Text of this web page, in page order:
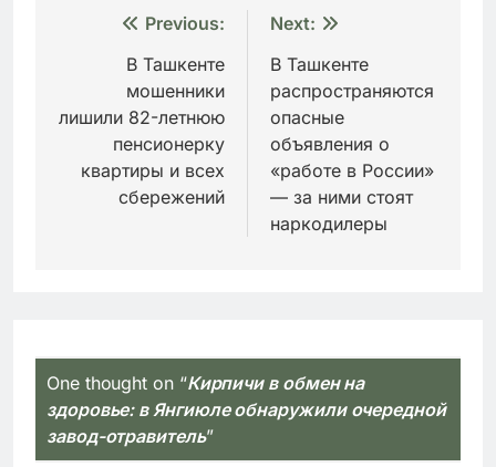
Навигация
записям
Previous:
В Ташкенте
мошенники
лишили 82-летнюю
пенсионерку
квартиры и всех
сбережений
Next:
В Ташкенте
распространяются
опасные
объявления о
«работе в России»
— за ними стоят
наркодилеры
One thought on “Кирпичи в обмен на
здоровье: в Янгиюле обнаружили очередной
завод-отравитель”